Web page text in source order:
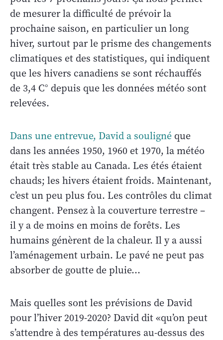
de mesurer la difficulté de prévoir la
prochaine saison, en particulier un long
hiver, surtout par le prisme des changements
climatiques et des statistiques, qui indiquent
que les hivers canadiens se sont réchauffés
de 3,4 C° depuis que les données météo sont
relevées.
Dans une entrevue, David a souligné que
dans les années 1950, 1960 et 1970, la météo
était très stable au Canada. Les étés étaient
chauds; les hivers étaient froids. Maintenant,
c’est un peu plus fou. Les contrôles du climat
changent. Pensez à la couverture terrestre –
il y a de moins en moins de forêts. Les
humains génèrent de la chaleur. Il y a aussi
l’aménagement urbain. Le pavé ne peut pas
absorber de goutte de pluie…
Mais quelles sont les prévisions de David
pour l’hiver 2019-2020? David dit «qu’on peut
s’attendre à des températures au-dessus des